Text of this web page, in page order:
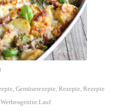
Gemüserezepte Rezepte Rezepte
Werbeagentur Lauf